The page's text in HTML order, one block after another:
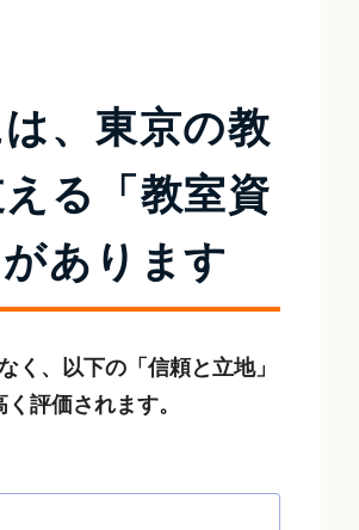
、東京の教
る
「教室資
あります
く、以下の「信頼と立地」
く評価されます。